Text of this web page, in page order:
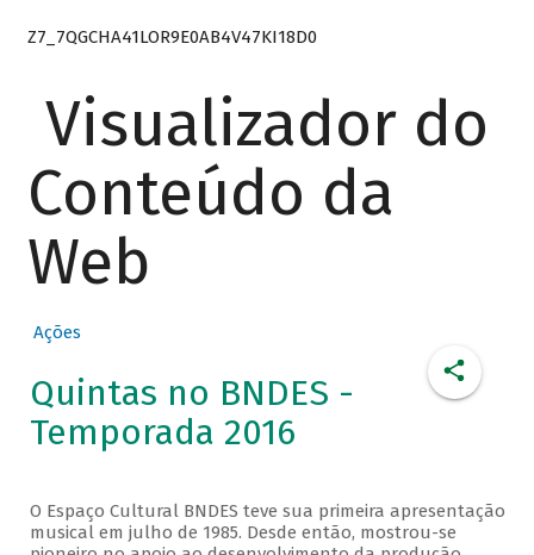
Z7_7QGCHA41LOR9E0AB4V47KI18D0
Visualizador do
Conteúdo da
Web
Ações
Quintas no BNDES -
Temporada 2016
O Espaço Cultural BNDES teve sua primeira apresentação
musical em julho de 1985. Desde então, mostrou-se